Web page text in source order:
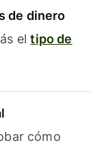
de dinero
eltipo de
cómo